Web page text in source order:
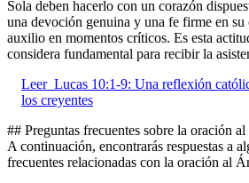
Sola deben hacerlo con un corazón
una devoción genuina y una fe firme en su
auxilio en momentos críticos. Es esta
considera fundamental para recibir la
Leer Lucas 10:1-9: Una reflexión
los creyentes
## Preguntas frecuentes sobre la oración
A continuación, encontrarás respuestas a
frecuentes relacionadas con la oración al